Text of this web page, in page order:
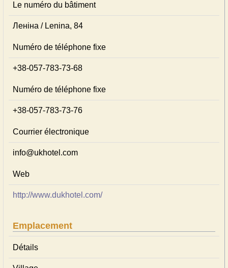
Le numéro du bâtiment
Леніна / Lenina, 84
Numéro de téléphone fixe
+38-057-783-73-68
Numéro de téléphone fixe
+38-057-783-73-76
Courrier électronique
info@ukhotel.com
Web
http://www.dukhotel.com/
Emplacement
Détails